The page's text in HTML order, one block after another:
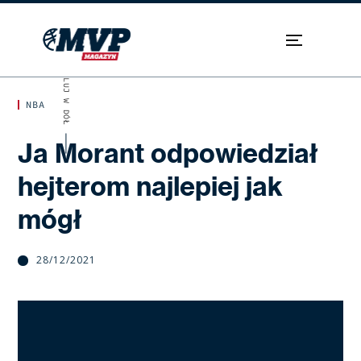
NBA
Ja Morant odpowiedział
hejterom najlepiej jak
mógł
28/12/2021
SKROLUJ W DÓŁ